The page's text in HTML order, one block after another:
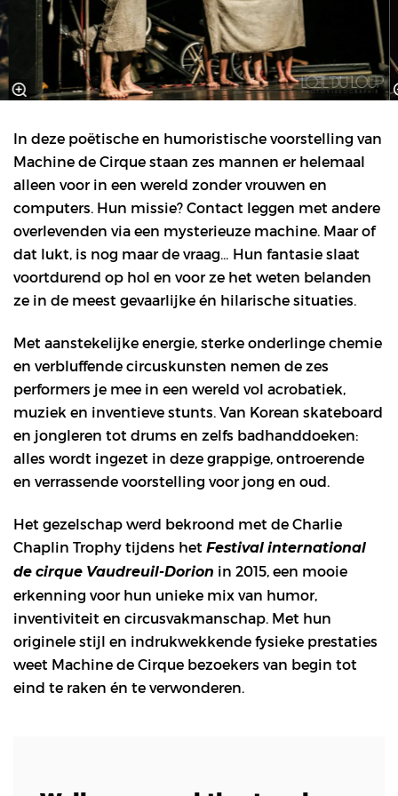
In deze poëtische en humoristische voorstelling van
Machine de Cirque staan zes mannen er helemaal
alleen voor in een wereld zonder vrouwen en
computers. Hun missie? Contact leggen met andere
overlevenden via een mysterieuze machine. Maar of
dat lukt, is nog maar de vraag… Hun fantasie slaat
voortdurend op hol en voor ze het weten belanden
ze in de meest gevaarlijke én hilarische situaties.
Met aanstekelijke energie, sterke onderlinge chemie
en verbluffende circuskunsten nemen de zes
performers je mee in een wereld vol acrobatiek,
muziek en inventieve stunts. Van Korean skateboard
en jongleren tot drums en zelfs badhanddoeken:
alles wordt ingezet in deze grappige, ontroerende
en verrassende voorstelling voor jong en oud.
Het gezelschap werd bekroond met de Charlie
Chaplin Trophy tijdens het Festival international
de cirque Vaudreuil-Dorion in 2015, een mooie
erkenning voor hun unieke mix van humor,
inventiviteit en circusvakmanschap. Met hun
originele stijl en indrukwekkende fysieke prestaties
weet Machine de Cirque bezoekers van begin tot
eind te raken én te verwonderen.